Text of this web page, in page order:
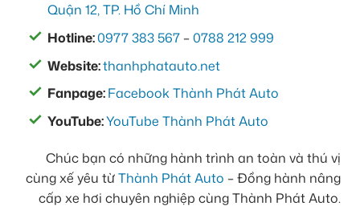
Quận 12, TP. Hồ Chí Minh
Hotline:0977 383 567 –0788 212 999
Website:thanhphatauto.net
Fanpage:Facebook Thành Phát Auto
YouTube:YouTube Thành Phát Auto
Chúc bạn có những hành trình an toàn và thú vị
cùng xế yêu từThành Phát Auto – Đồng hành nâng
cấp xe hơi chuyên nghiệp cùng Thành Phát Auto.